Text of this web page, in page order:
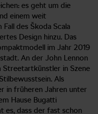
es geht um die
einem weit
des Škoda Scala
Design hinzu. Das
im Jahr 2019
An der John Lennon
Streetartkünstler in Szene
Als
in früheren Jahren unter
Hause Bugatti
es, dass der fast schon